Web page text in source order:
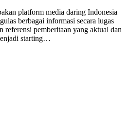
platform media daring Indonesia
berbagai informasi secara lugas
pemberitaan yang aktual dan
starting…